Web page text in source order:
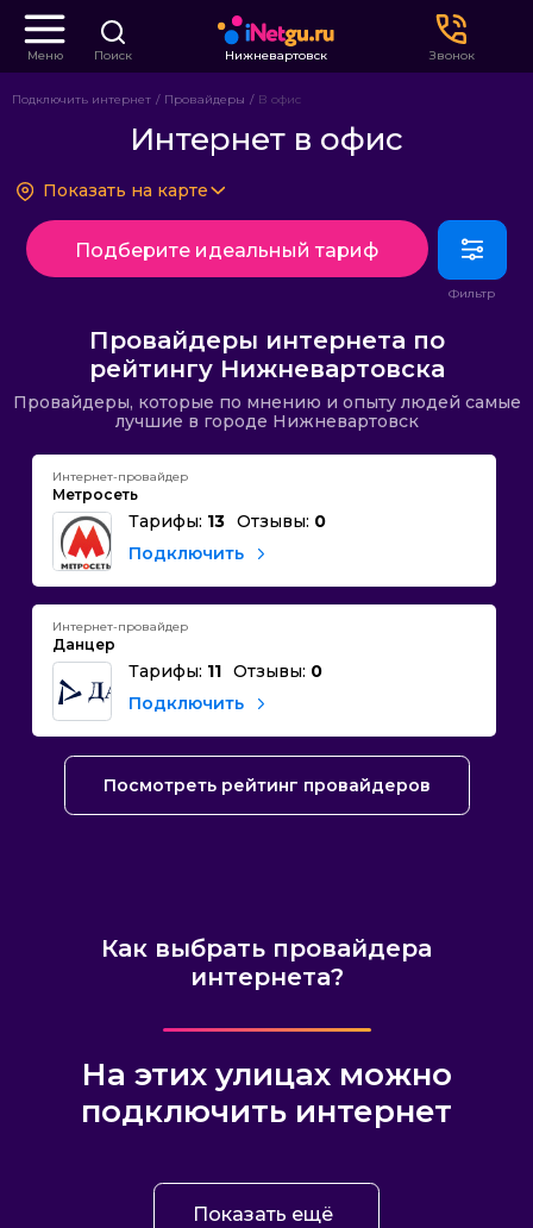
Меню Поиск Нижневартовск Звонок
Подключить интернет Провайдеры В офис
Интернет в офис
Показать на карте
Подберите идеальный тариф
Провайдеры интернета по
рейтингу Нижневартовска
Провайдеры, которые по мнению и опыту людей самые
лучшие в городе Нижневартовск
Интернет-провайдер
Метросеть
Тарифы: 13 Отзывы: 0
Подключить
Интернет-провайдер
Данцер
Тарифы: 11 Отзывы: 0
Подключить
Посмотреть рейтинг провайдеров
Как выбрать провайдера
интернета?
На этих улицах можно
подключить интернет
Показать ещё